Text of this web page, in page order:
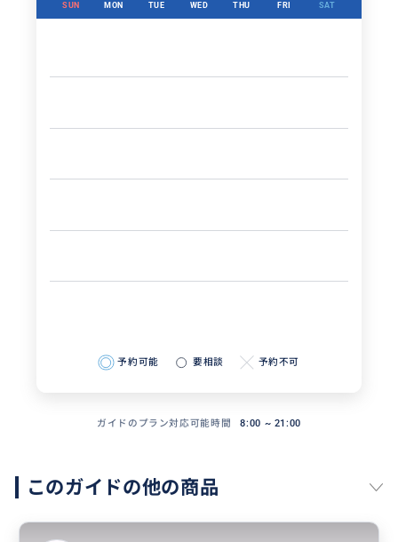
SUN MON TUE WED THU FRI SAT
予約可能 要相談 予約不可
ガイドのプラン対応可能時間 8:00 ~ 21:00
このガイドの他の商品